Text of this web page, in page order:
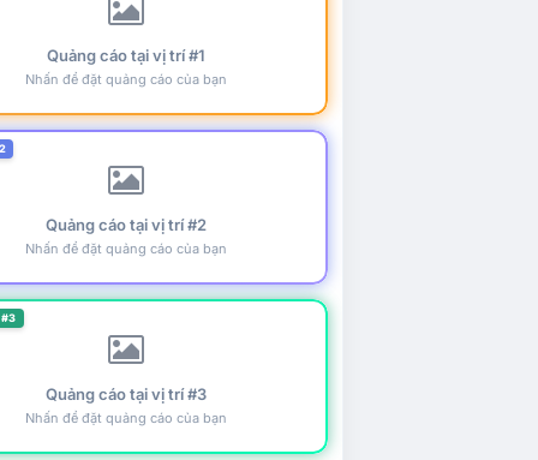
Quảng cáo tại vị trí #1
Nhấn để đặt quảng cáo của bạn
Quảng cáo tại vị trí #2
Nhấn để đặt quảng cáo của bạn
Quảng cáo tại vị trí #3
Nhấn để đặt quảng cáo của bạn